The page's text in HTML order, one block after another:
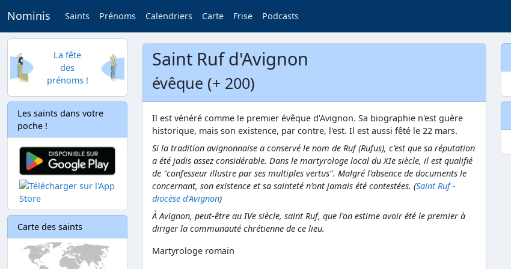
Nominis Saints Prénoms Calendriers Carte Frise Podcasts
La fête
des
prénoms !
Les saints dans votre
poche !
Carte des saints
Saint Ruf d'Avignon
évêque (+ 200)
Il est vénéré comme le premier évêque d'Avignon. Sa biographie n'est guère
historique, mais son existence, par contre, l'est. Il est aussi fêté le 22 mars.
Si la tradition avignonnaise a conservé le nom de Ruf (Rufus), c'est que sa réputation
a été jadis assez considérable. Dans le martyrologe local du XIe siècle, il est qualifié
de "confesseur illustre par ses multiples vertus". Malgré l'absence de documents le
concernant, son existence et sa sainteté n'ont jamais été contestées. (Saint Ruf -
diocèse d'Avignon)
À Avignon, peut-être au IVe siècle, saint Ruf, que l'on estime avoir été le premier à
diriger la communauté chrétienne de ce lieu.
Martyrologe romain